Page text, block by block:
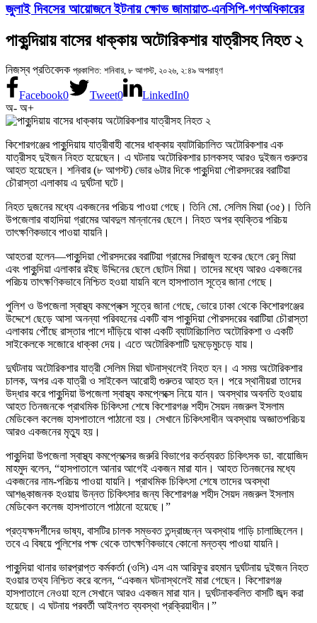
জুলাই দিবসের আয়োজনে ইটনায় ক্ষোভ জামায়াত-এনসিপি-গণঅধিকারের
পাকুন্দিয়ায় বাসের ধাক্কায় অটোরিকশার যাত্রীসহ নিহত ২
নিজস্ব প্রতিবেদক প্রকাশিত: শনিবার, ৮ আগস্ট, ২০২৬, ২:৪৯ অপরাহ্ণ
Facebook0 Tweet0 LinkedIn0
অ- অ+
কিশোরগঞ্জের পাকুন্দিয়ায় যাত্রীবাহী বাসের ধাক্কায় ব্যাটারিচালিত অটোরিকশার এক
যাত্রীসহ দুইজন নিহত হয়েছেন। এ ঘটনায় অটোরিকশার চালকসহ আরও দুইজন গুরুতর
আহত হয়েছেন। শনিবার (৮ আগস্ট) ভোর ৬টার দিকে পাকুন্দিয়া পৌরসদরের বরাটিয়া
চৌরাস্তা এলাকায় এ দুর্ঘটনা ঘটে।
নিহত দুজনের মধ্যে একজনের পরিচয় পাওয়া গেছে। তিনি মো. সেলিম মিয়া (৩৫)। তিনি
উপজেলার বাহাদিয়া গ্রামের আবদুল মান্নানের ছেলে। নিহত অপর ব্যক্তির পরিচয়
তাৎক্ষণিকভাবে পাওয়া যায়নি।
আহতরা হলেন—পাকুন্দিয়া পৌরসদরের বরাটিয়া গ্রামের সিরাজুল হকের ছেলে রেনু মিয়া
এবং পাকুন্দিয়া এলাকার রইছ উদ্দিনের ছেলে ছোটন মিয়া। তাদের মধ্যে আরও একজনের
পরিচয় তাৎক্ষণিকভাবে নিশ্চিত হওয়া যায়নি বলে হাসপাতাল সূত্রে জানা গেছে।
পুলিশ ও উপজেলা স্বাস্থ্য কমপ্লেক্স সূত্রে জানা গেছে, ভোরে ঢাকা থেকে কিশোরগঞ্জের
উদ্দেশে ছেড়ে আসা অনন্যা পরিবহনের একটি বাস পাকুন্দিয়া পৌরসদরের বরাটিয়া চৌরাস্তা
এলাকায় পৌঁছে রাস্তার পাশে দাঁড়িয়ে থাকা একটি ব্যাটারিচালিত অটোরিকশা ও একটি
সাইকেলকে সজোরে ধাক্কা দেয়। এতে অটোরিকশাটি দুমড়েমুচড়ে যায়।
দুর্ঘটনায় অটোরিকশার যাত্রী সেলিম মিয়া ঘটনাস্থলেই নিহত হন। এ সময় অটোরিকশার
চালক, অপর এক যাত্রী ও সাইকেল আরোহী গুরুতর আহত হন। পরে স্থানীয়রা তাদের
উদ্ধার করে পাকুন্দিয়া উপজেলা স্বাস্থ্য কমপ্লেক্সে নিয়ে যান। অবস্থার অবনতি হওয়ায়
আহত তিনজনকে প্রাথমিক চিকিৎসা শেষে কিশোরগঞ্জ শহীদ সৈয়দ নজরুল ইসলাম
মেডিকেল কলেজ হাসপাতালে পাঠানো হয়। সেখানে চিকিৎসাধীন অবস্থায় অজ্ঞাতপরিচয়
আরও একজনের মৃত্যু হয়।
পাকুন্দিয়া উপজেলা স্বাস্থ্য কমপ্লেক্সের জরুরি বিভাগের কর্তব্যরত চিকিৎসক ডা. বায়োজিদ
মাহমুদ বলেন, “হাসপাতালে আনার আগেই একজন মারা যান। আহত তিনজনের মধ্যে
একজনের নাম-পরিচয় পাওয়া যায়নি। প্রাথমিক চিকিৎসা শেষে তাদের অবস্থা
আশঙ্কাজনক হওয়ায় উন্নত চিকিৎসার জন্য কিশোরগঞ্জ শহীদ সৈয়দ নজরুল ইসলাম
মেডিকেল কলেজ হাসপাতালে পাঠানো হয়েছে।”
প্রত্যক্ষদর্শীদের ভাষ্য, বাসটির চালক সম্ভবত তন্দ্রাচ্ছন্ন অবস্থায় গাড়ি চালাচ্ছিলেন।
তবে এ বিষয়ে পুলিশের পক্ষ থেকে তাৎক্ষণিকভাবে কোনো মন্তব্য পাওয়া যায়নি।
পাকুন্দিয়া থানার ভারপ্রাপ্ত কর্মকর্তা (ওসি) এস এম আরিফুর রহমান দুর্ঘটনায় দুইজন নিহত
হওয়ার তথ্য নিশ্চিত করে বলেন, “একজন ঘটনাস্থলেই মারা গেছেন। কিশোরগঞ্জ
হাসপাতালে নেওয়া হলে সেখানে আরও একজন মারা যান। দুর্ঘটনাকবলিত বাসটি জব্দ করা
হয়েছে। এ ঘটনায় পরবর্তী আইনগত ব্যবস্থা প্রক্রিয়াধীন।”